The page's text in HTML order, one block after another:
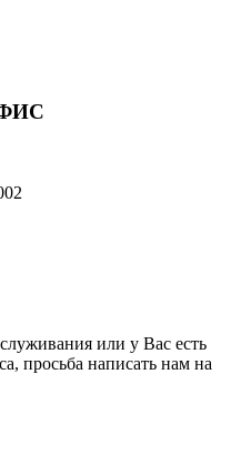
или у Вас есть
просьба написать нам на